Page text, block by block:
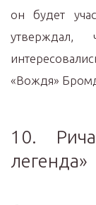
он будет
«Вождя»
10.
легенда»